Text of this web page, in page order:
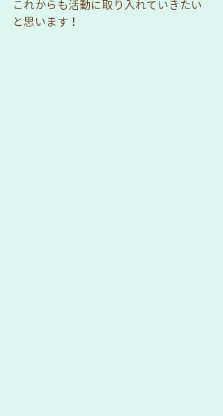
これからも活動に取り入れていきたい
と思います！